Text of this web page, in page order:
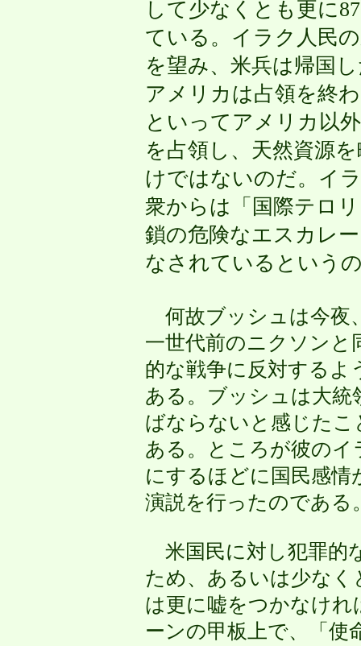
して少なくとも更に
ている。イラク人民
を望み、米兵は帰国
アメリカは占領を終
といってアメリカ以
を占領し、天然資源
けではないのだ。イ
衆からは「国際テロ
鎖の危険なエスカレ
なされているという
何故ブッシュは今夜
一世代前のニクソンと
的な戦争に反対する
ある。ブッシュは大統
ばならないと感じた
ある。ところが彼のイ
にするほどに国民感
演説を行ったのである
米国民に対し犯罪的
ため、あるいは少な
は更に嘘をつかなけ
ーンの甲板上で、「使